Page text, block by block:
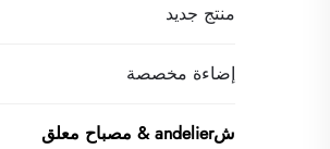
منتج جديد
إضاءة مخصصة
شandelier & مصباح معلق